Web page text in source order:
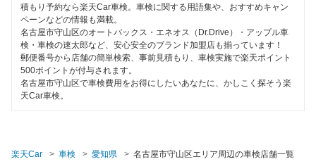
積もり予約なら楽天Car車検。車検に関する用語集や、おすすめキャン
ペーンなどの情報も満載。
名古屋市守山区のオートバックス・エネオス（Dr.Drive）・アップル車
検・車検の速太郎など、安心安全のブランド加盟店も揃っています！
郵便番号から店舗の簡単検索、事前見積もり、車検実施で楽天ポイント
500ポイントが付与されます。
名古屋市守山区で車検費用をお得にしたいあなたに、かしこく探そう楽
天Car車検。
楽天Car 車検 愛知県 名古屋市守山区エリア周辺の車検店舗一覧